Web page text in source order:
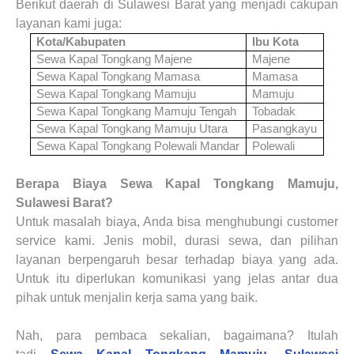
Berikut daerah di Sulawesi Baratyang menjadi cakupan
layanan kami juga:
Kota/Kabupaten
Ibu Kota
Sewa Kapal Tongkang Majene
Majene
Sewa Kapal Tongkang Mamasa
Mamasa
Sewa Kapal Tongkang Mamuju
Mamuju
Sewa Kapal Tongkang Mamuju Tengah
Tobadak
Sewa Kapal Tongkang Mamuju Utara
Pasangkayu
Sewa Kapal Tongkang Polewali Mandar Polewali
Berapa Biaya Sewa Kapal Tongkang
Mamuju,
Sulawesi Barat?
Untuk masalah biaya, Anda bisa menghubungi customer
service kami. Jenis mobil, durasi sewa, dan pilihan
layanan berpengaruh besar terhadap biaya yang ada.
Untuk itu diperlukan komunikasi yang jelas antar dua
pihak untuk menjalin kerja sama yang baik.
Nah, para pembaca sekalian, bagaimana? Itulah